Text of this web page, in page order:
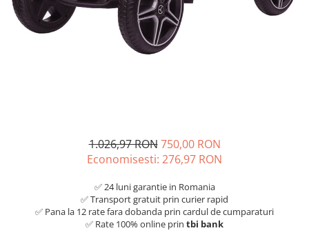
1.026,97 RON 750,00 RON
Economisesti: 276,97 RON
✅ 24 luni garantie in Romania
✅ Transport gratuit prin curier rapid
✅ Pana la 12 rate fara dobanda prin cardul de cumparaturi
✅ Rate 100% online prin tbi bank